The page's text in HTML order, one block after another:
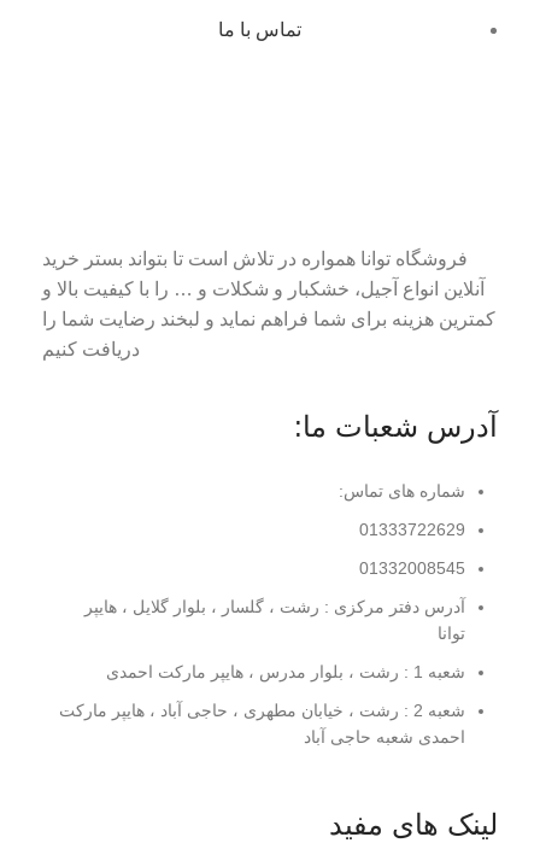
تماس با ما
فروشگاه توانا همواره در تلاش است تا بتواند بستر خرید
آنلاین انواع آجیل، خشکبار و شکلات و … را با کیفیت بالا و
کمترین هزینه برای شما فراهم نماید و لبخند رضایت شما را
دریافت کنیم
آدرس شعبات ما:
شماره های تماس:
01333722629
01332008545
آدرس دفتر مرکزی : رشت ، گلسار ، بلوار گلایل ، هایپر
توانا
شعبه 1 : رشت ، بلوار مدرس ، هایپر مارکت احمدی
شعبه 2 : رشت ، خیابان مطهری ، حاجی آباد ، هایپر مارکت
احمدی شعبه حاجی آباد
لینک های مفید